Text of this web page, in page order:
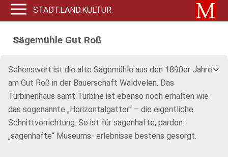
STADT.LAND.KULTUR.
Sägemühle Gut Roß
Sehenswert ist die alte Sägemühle aus den 1890er Jahren
am Gut Roß in der Bauerschaft Waldvelen. Das
Turbinenhaus samt Turbine ist ebenso noch erhalten wie
das sogenannte „Horizontalgatter“ – die eigentliche
Schnittvorrichtung. So ist für sagenhafte, pardon:
„sägenhafte“ Museums- erlebnisse bestens gesorgt.